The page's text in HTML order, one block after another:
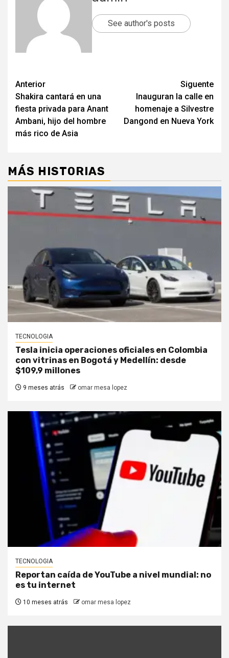
See author's posts
Post
navigation
Anterior
Shakira cantará en una
fiesta privada para Anant
Ambani, hijo del hombre
más rico de Asia
Siguente
Inauguran la calle en
homenaje a Silvestre
Dangond en Nueva York
MÁS HISTORIAS
TECNOLOGIA
Tesla inicia operaciones oficiales en Colombia
con vitrinas en Bogotá y Medellín: desde
$109,9 millones
9 meses atrás omar mesa lopez
TECNOLOGIA
Reportan caída de YouTube a nivel mundial: no
es tu internet
10 meses atrás omar mesa lopez